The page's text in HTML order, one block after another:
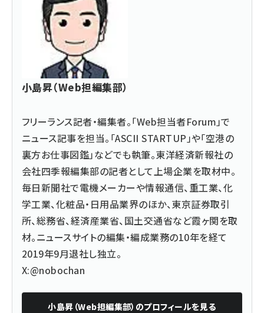
小島昇（Web担編集部）
フリーランス記者・編集者。「Web担当者Forum」で
ニュース記事を担当。「ASCII STARTUP」や「空港の
裏方お仕事図鑑」などでも執筆。東洋経済新報社の
会社四季報編集部の記者として上場企業を取材中。
毎日新聞社で電機メーカーや情報通信、重工業、化
学工業、化粧品・日用品業界のほか、東京証券取引
所、総務省、経済産業省、国土交通省など霞ヶ関を取
材。ニュースサイトの編集・編成業務の10年を経て
2019年9月退社し独立。
X:@nobochan
小島昇（Web担編集部） のプロフィールを見る